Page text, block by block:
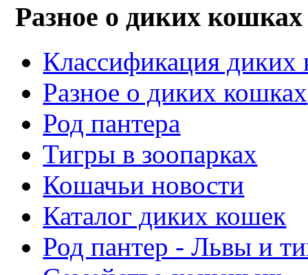
Разное о диких кошках
Классификация диких
Разное о диких кошках
Род пантера
Тигры в зоопарках
Кошачьи новости
Каталог диких кошек
Род пантер - Львы и